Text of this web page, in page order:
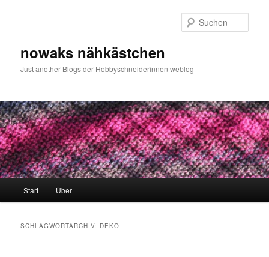
nowaks nähkästchen
Just another Blogs der Hobbyschneiderinnen weblog
Start Über
SCHLAGWORTARCHIV: DEKO